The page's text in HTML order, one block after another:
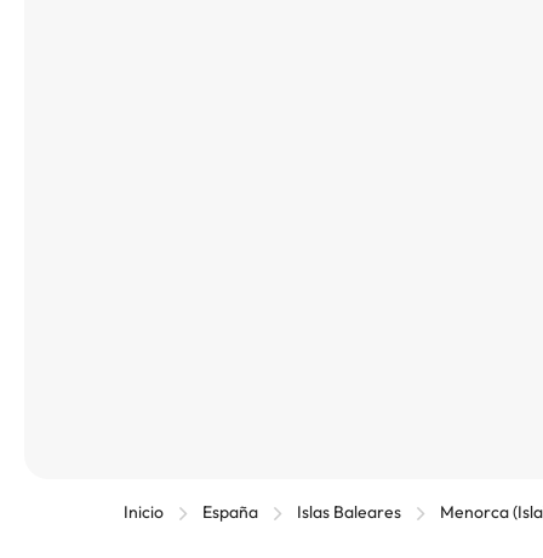
Inicio España Islas Baleares Menorca